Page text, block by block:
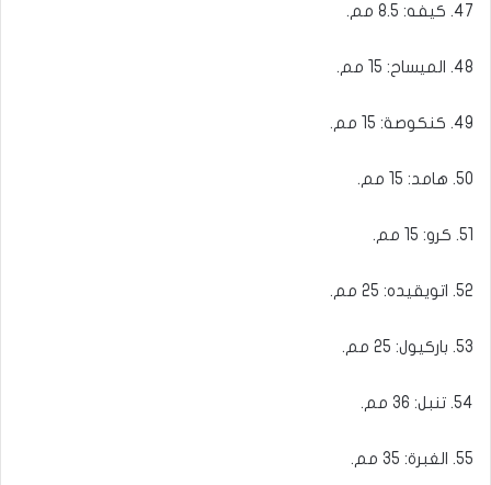
47. كيفه: 8.5 مم.
48. الميساح: 15 مم.
49. كنكوصة: 15 مم.
50. هامد: 15 مم.
51. كرو: 15 مم.
52. اتويقيده: 25 مم.
53. باركيول: 25 مم.
54. تنبل: 36 مم.
55. الغبرة: 35 مم.